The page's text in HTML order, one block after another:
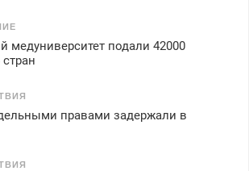
медуниверситет подали 42000
правами задержали в